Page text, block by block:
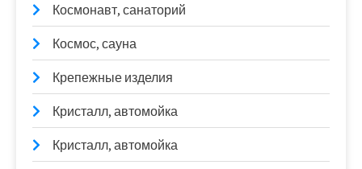
Космонавт, санаторий
Космос, сауна
Крепежные изделия
Кристалл, автомойка
Кристалл, автомойка